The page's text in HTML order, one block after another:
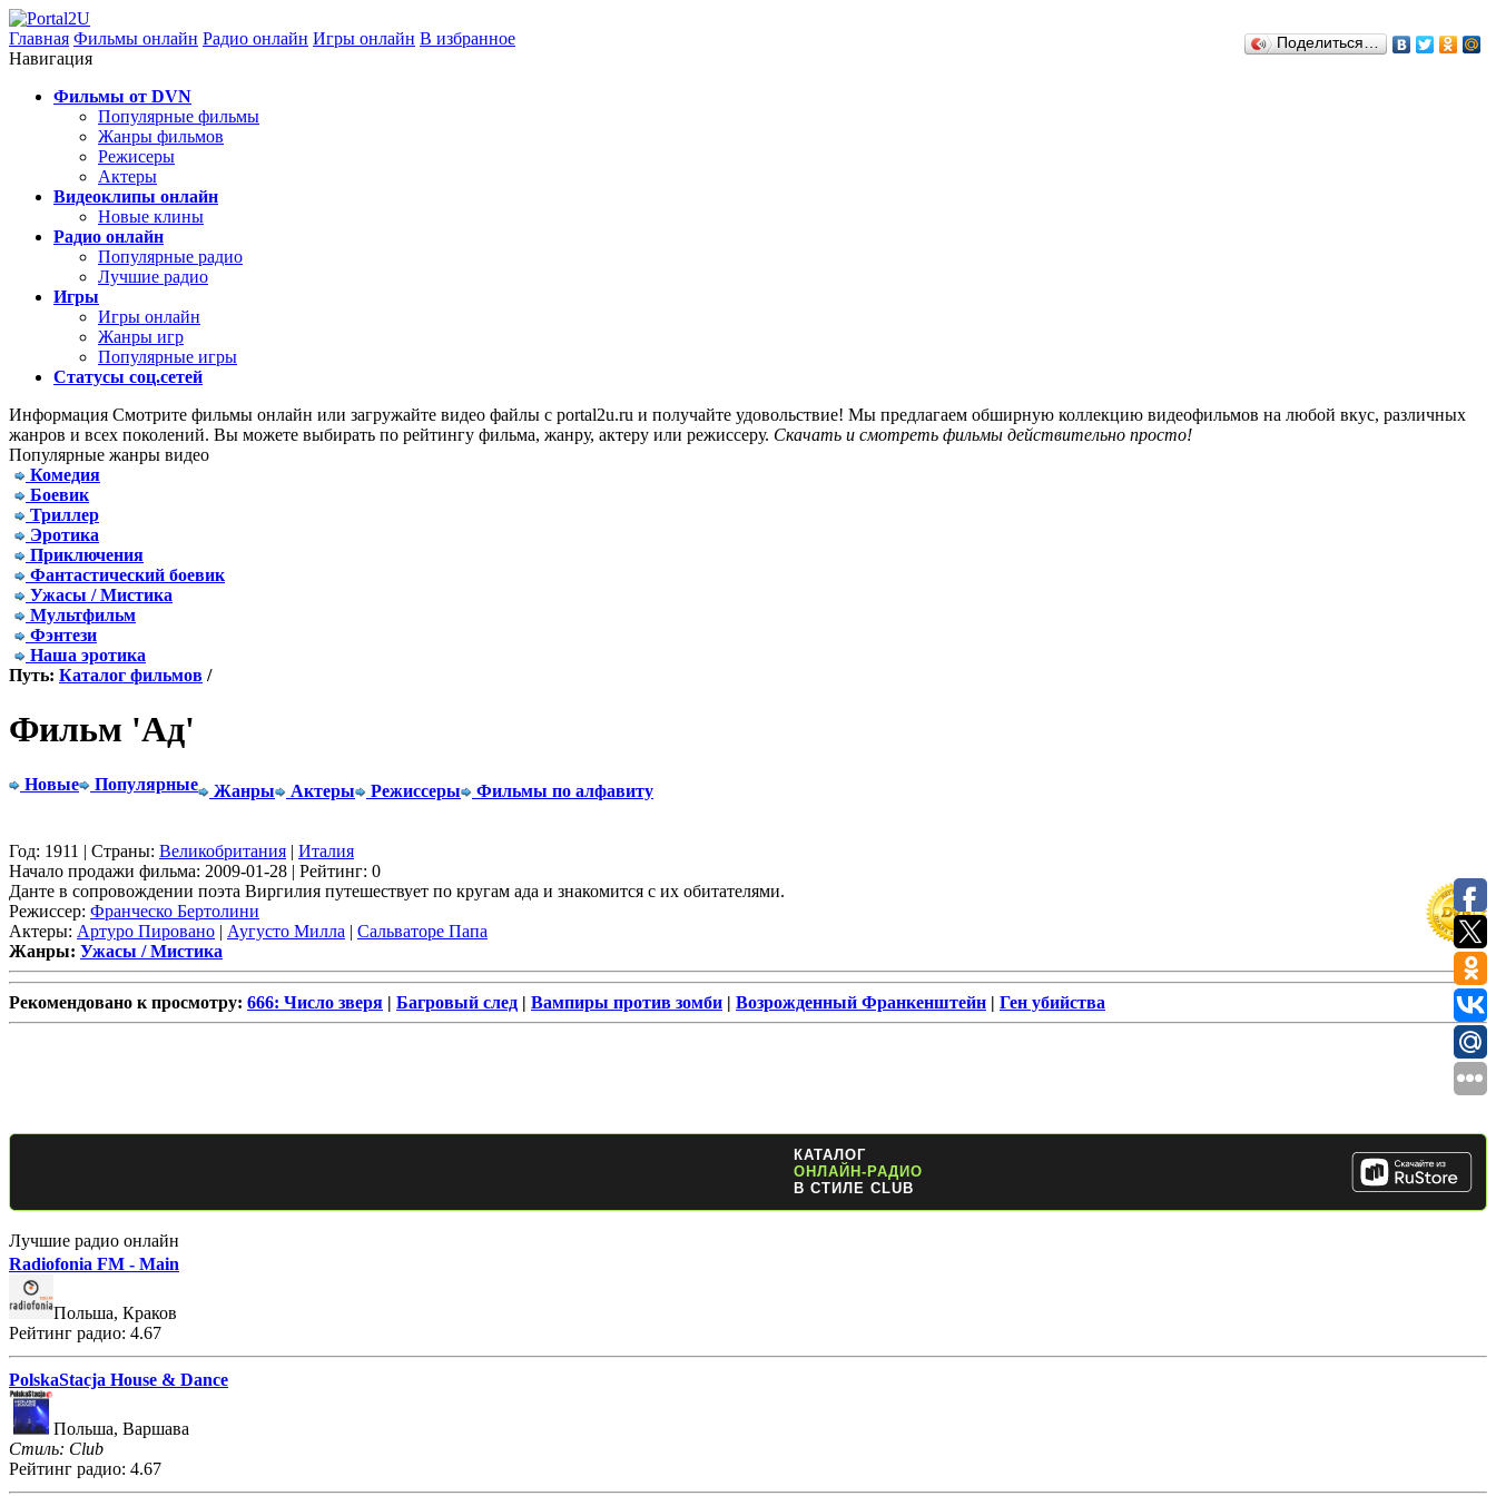
Главная Фильмы онлайн Радио онлайн Игры онлайн В избранное Поделиться…
Навигация
Фильмы от DVN
Популярные фильмы
Жанры фильмов
Режисеры
Актеры
Видеоклипы онлайн
Новые клины
Радио онлайн
Популярные радио
Лучшие радио
Игры
Игры онлайн
Жанры игр
Популярные игры
Статусы соц.сетей
Информация Смотрите фильмы онлайн или загружайте видео файлы с portal2u.ru и получайте удовольствие! Мы предлагаем обширную коллекцию видеофильмов на любой вкус, различных
жанров и всех поколений. Вы можете выбирать по рейтингу фильма, жанру, актеру или режиссеру. Скачать и смотреть фильмы действительно просто!
Популярные жанры видео
Комедия
Боевик
Триллер
Эротика
Приключения
Фантастический боевик
Ужасы / Мистика
Мультфильм
Фэнтези
Наша эротика
Путь: Каталог фильмов /
Фильм 'Ад'
Новые Популярные Жанры Актеры Режиссеры Фильмы по алфавиту
Год: 1911 | Страны: Великобритания | Италия
Начало продажи фильма: 2009-01-28 | Рейтинг: 0
Данте в сопровождении поэта Виргилия путешествует по кругам ада и знакомится с их обитателями.
Режиссер: Франческо Бертолини
Актеры: Артуро Пировано | Аугусто Милла | Сальваторе Папа
Жанры: Ужасы / Мистика
Рекомендовано к просмотру: 666: Число зверя | Багровый след | Вампиры против зомби | Возрожденный Франкенштейн | Ген убийства
КАТАЛОГ
ОНЛАЙН-РАДИО
В СТИЛЕ CLUB
Лучшие радио онлайн
Radiofonia FM - Main
Польша, Краков
Рейтинг радио: 4.67
PolskaStacja House & Dance
Польша, Варшава
Стиль: Club
Рейтинг радио: 4.67